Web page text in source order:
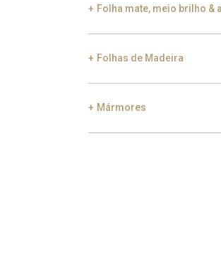
Folha mate, meio brilho &
Folhas de Madeira
Mármores